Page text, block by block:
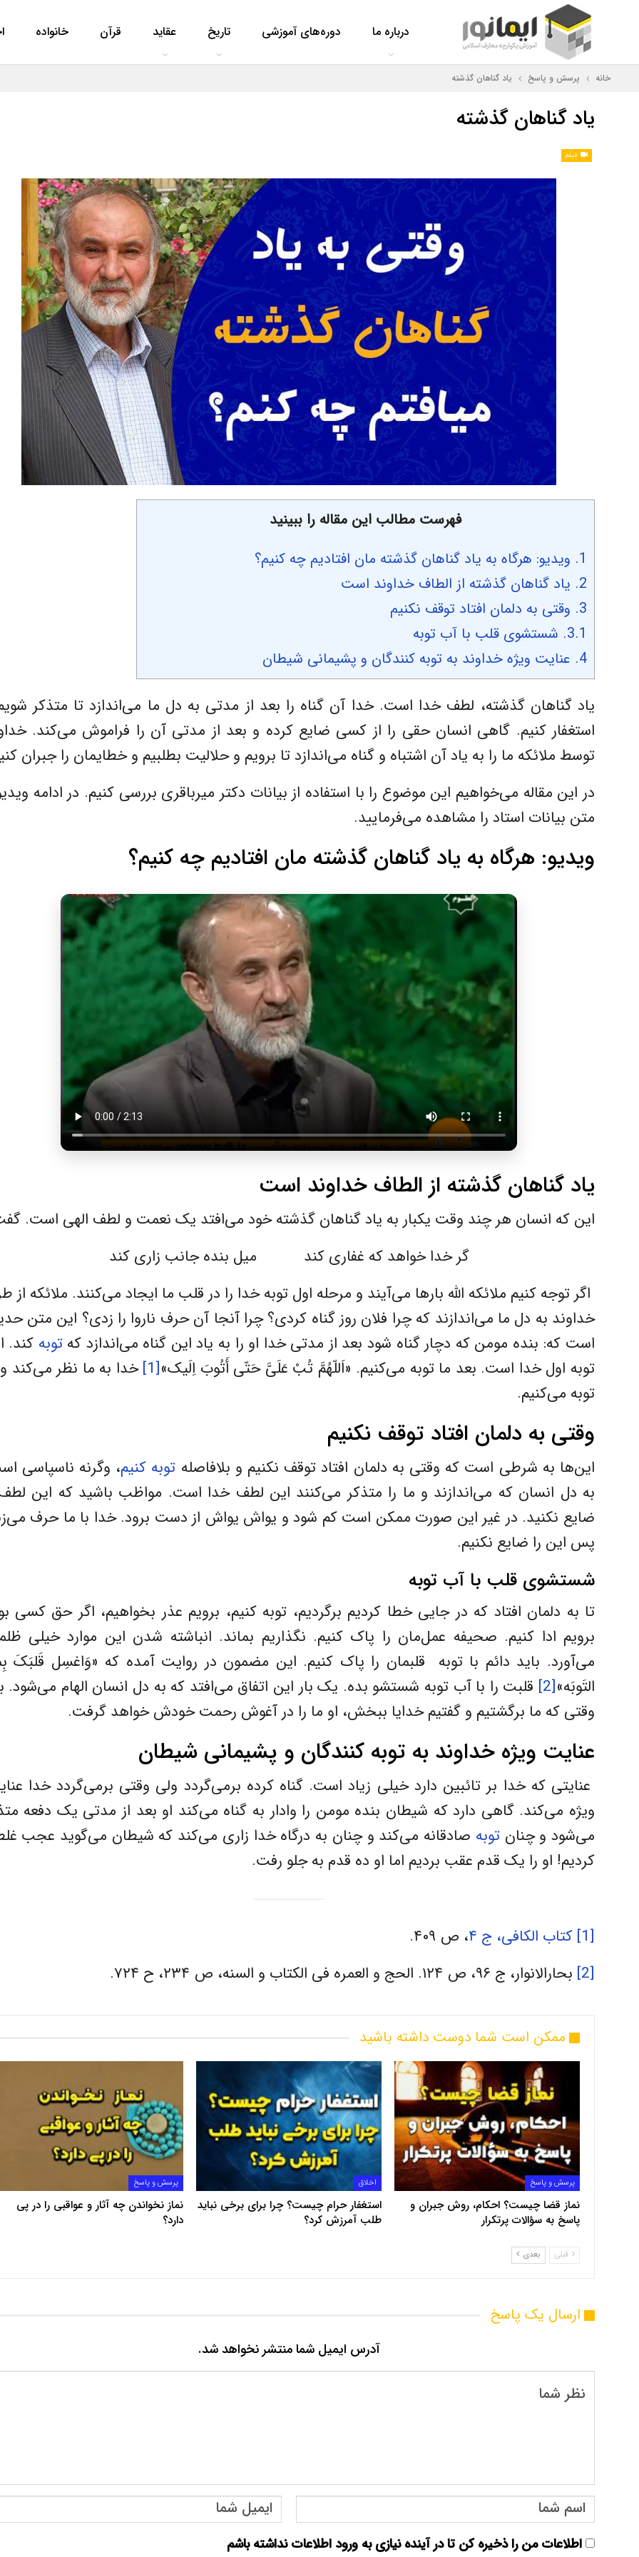
خانواده قرآن عقاید تاریخ دوره‌های آموزشی درباره ما
خانه پرسش و پاسخ یاد گناهان گذشته
یاد گناهان گذشته
فیلم
فهرست مطالب این مقاله را ببینید
1. ویدیو: هرگاه به یاد گناهان گذشته مان افتادیم چه کنیم؟
2. یاد گناهان گذشته از الطاف خداوند است
3. وقتی به دلمان افتاد توقف نکنیم
3.1. شستشوی قلب با آب توبه
4. عنایت ویژه خداوند به توبه کنندگان و پشیمانی شیطان
یاد گناهان گذشته، لطف خدا است. خدا آن گناه را بعد از مدتی به دل ما می‌اندازد تا متذکر
استغفار کنیم. گاهی انسان حقی را از کسی ضایع کرده و بعد از مدتی آن را فراموش می‌کند.
توسط ملائکه ما را به یاد آن اشتباه و گناه می‌اندازد تا برویم و حلالیت بطلبیم و خطایمان را جبران
در این مقاله می‌خواهیم این موضوع را با استفاده از بیانات دکتر میرباقری بررسی کنیم. در ادامه
متن بیانات استاد را مشاهده می‌فرمایید.
ویدیو: هرگاه به یاد گناهان گذشته مان افتادیم چه کنیم؟
یاد گناهان گذشته از الطاف خداوند است
این که انسان هر چند وقت یکبار به یاد گناهان گذشته خود می‌افتد یک نعمت و لطف الهی است.
گر خدا خواهد که غفاری کند میل بنده جانب زاری کند
اگر توجه کنیم ملائکه الله بارها می‌آیند و مرحله اول توبه خدا را در قلب ما ایجاد می‌کنند. ملائکه از
خداوند به دل ما می‌اندازند که چرا فلان روز گناه کردی؟ چرا آنجا آن حرف ناروا را زدی؟ این متن
است که: بنده مومن که دچار گناه شود بعد از مدتی خدا او را به یاد این گناه می‌اندازد کهتوبه کند.
توبه اول خدا است. بعد ما توبه می‌کنیم. «اَللّهُمَّ تُبْ عَلَىَّ حَتّى أَتُوبَ اِلَیک»[1]
خدا به ما نظر می‌کند
توبه می‌کنیم.
وقتی به دلمان افتاد توقف نکنیم
این‌ها به شرطی است که وقتی به دلمان افتاد توقف نکنیم و بلافاصله توبه کنیم، وگرنه ناسپاسی
به دل انسان که می‌اندازند و ما را متذکر می‌کنند این لطف خدا است. مواظب باشید که این
ضایع نکنید. در غیر این صورت ممکن است کم شود و یواش یواش از دست برود. خدا با ما حرف
پس این را ضایع نکنیم.
شستشوی قلب با آب توبه
تا به دلمان افتاد که در جایی خطا کردیم برگردیم، توبه کنیم، برویم عذر بخواهیم، اگر حق کسی
برویم ادا کنیم. صحیفه عمل‌مان را پاک کنیم. نگذاریم بماند. انباشته شدن این موارد خیلی
می‌آورد. باید دائم با توبه قلبمان را پاک کنیم. این مضمون در روایت آمده که «وَاغسِل قَلبَکَ
التَوبَه»[2]
قلبت را با آب توبه شستشو بده. یک بار این اتفاق می‌افتد که به دل انسان الهام می‌شود.
وقتی که ما برگشتیم و گفتیم خدایا ببخش، او ما را در آغوش رحمت خودش خواهد گرفت.
عنایت ویژه خداوند به توبه کنندگان و پشیمانی شیطان
عنایتی که خدا بر تائبین دارد خیلی زیاد است. گناه کرده برمی‌گردد ولی وقتی برمی‌گردد خدا
ویژه می‌کند. گاهی دارد که شیطان بنده مومن را وادار به گناه می‌کند او بعد از مدتی یک دفعه
می‌شود و چنانتوبه صادقانه می‌کند و چنان به درگاه خدا زاری می‌کند که شیطان می‌گوید عجب
کردیم! او را یک قدم عقب بردیم اما او ده قدم به جلو رفت.
[1] کتاب الکافى، ج ۴
، ص ۴۰۹.
[2]
بحارالانوار، ج ۹۶، ص ۱۲۴. الحج و العمره فی الکتاب و السنه، ص ۲۳۴، ح ۷۲۴.
ممکن است شما دوست داشته باشید
پرسش و پاسخ
نماز قضا چیست؟ احکام، روش جبران و
پاسخ به سؤالات پرتکرار
اخلاق
استغفار حرام چیست؟ چرا برای برخی نباید
طلب آمرزش کرد؟
پرسش و پاسخ
نماز نخواندن چه آثار و عواقبی را در پی
دارد؟
قبلی بعدی
ارسال یک پاسخ
آدرس ایمیل شما منتشر نخواهد شد.
اطلاعات من را ذخیره کن تا در آینده نیازی به ورود اطلاعات نداشته باشم